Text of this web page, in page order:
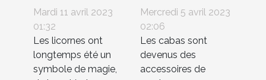
intérieure :
comment porter
une robe de
licorne à tout
Mardi 11 avril 2023
01:32
Les licornes ont
longtemps été un
symbole de magie,
Mercredi 5 avril 2023
02:06
Les cabas sont
devenus des
accessoires de